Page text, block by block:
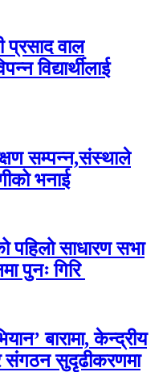
प्रसाद वाल
विद्यार्थीलाई
सम्पन्न,संस्थाले
भनाई
साधारण सभा
पुनः गिरि
बारामा, केन्द्रीय
र संगठन सुदृढीकरणमा